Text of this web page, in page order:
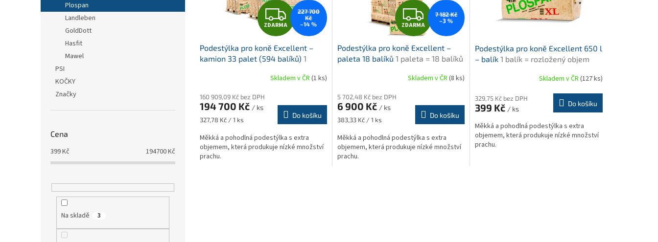
Plospan
Landleben
GoldDott
Hasfit
Mawel
PSI
KOČKY
Značky
Cena
399Kč 194700Kč
Na skladě 3
Z
D
A
R
A
ZDARMA
227 700
Kč
–14 %
Podestýlka pro koně Excellent –
kamion 33 palet (594 balíků) 1
Skladem v ČR (1 ks)
160 909,09 Kč bez DPH
194 700 Kč / ks
Měrná
327,78 Kč / 1 ks
Do košíku
Měkká a pohodlná podestýlka s extra
objemem, která produkuje nízké množství
prachu.
Z
D
A
R
A
ZDARMA
7 182 Kč
–3 %
Podestýlka pro koně Excellent –
paleta 18 balíků 1 paleta = 18 balíků
produktu
je
3,7
z
5
hvězdiček.
Skladem v ČR (8 ks)
5 702,48 Kč bez DPH
6 900 Kč / ks
Měrná
383,33 Kč / 1 ks
Do košíku
Měkká a pohodlná podestýlka s extra
objemem, která produkuje nízké množství
prachu.
Podestýlka pro koně Excellent 650 l
– balík 1 balík = rozložený objem
produktu
je
z
5
hvězdiček.
Skladem v ČR (127 ks)
329,75 Kč bez DPH
399 Kč / ks
Do košíku
Měkká a pohodlná podestýlka s extra
objemem, která produkuje nízké množství
prachu.